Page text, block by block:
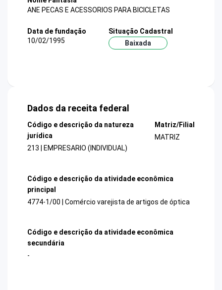
ANE PECAS E ACESSORIOS PARA BICICLETAS
Data de fundação
10/02/1995
Situação Cadastral
Baixada
Dados da receita federal
Código e descrição da natureza
jurídica
213 | EMPRESARIO (INDIVIDUAL)
Matriz/Filial
MATRIZ
Código e descrição da atividade econômica
principal
4774-1/00 | Comércio varejista de artigos de óptica
Código e descrição da atividade econômica
secundária
-